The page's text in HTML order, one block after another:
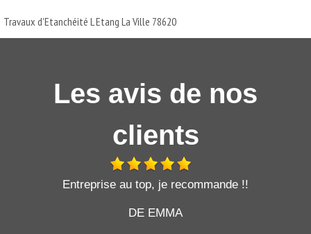
Travaux d'Etanchéité L Etang La Ville 78620
Les avis de nos
clients
Entreprise au top, je recommande !!
DE EMMA